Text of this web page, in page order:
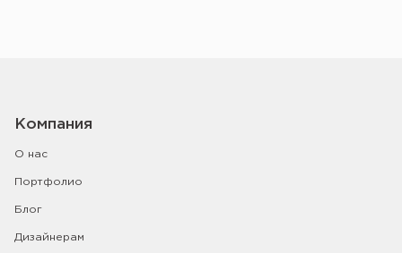
Компания
О нас
Портфолио
Блог
Дизайнерам